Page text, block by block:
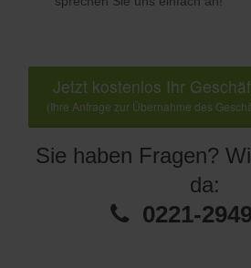
Jetzt kostenlos Ihr
(Ihre Anfrage zur Übernahme des
Sie haben Fragen?
da:
0221-